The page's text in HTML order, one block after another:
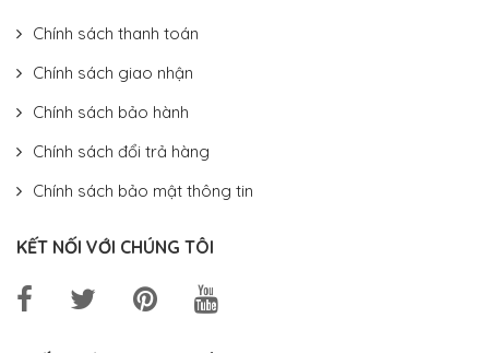
Chính sách thanh toán
Chính sách giao nhận
Chính sách bảo hành
Chính sách đổi trả hàng
Chính sách bảo mật thông tin
KẾT NỐI VỚI CHÚNG TÔI